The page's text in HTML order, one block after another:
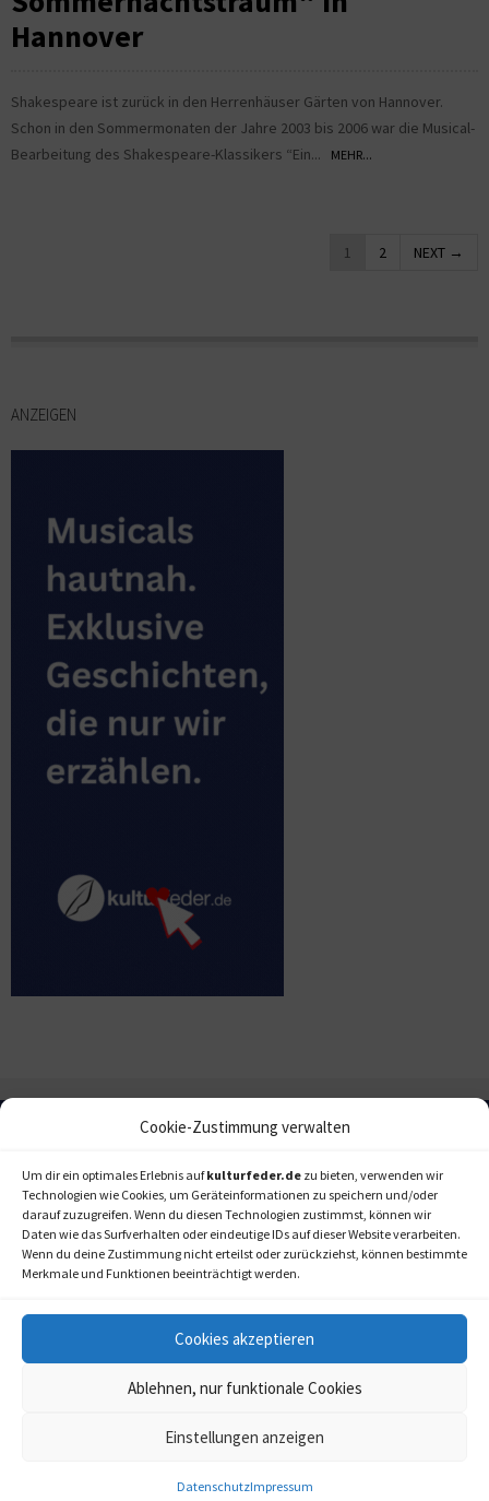
Cookie-Zustimmung verwalten
Um dir ein optimales Erlebnis aufkulturfeder.de zu bieten, verwenden wir
Technologien wie Cookies, um Geräteinformationen zu speichern und/oder
darauf zuzugreifen. Wenn du diesen Technologien zustimmst, können wir
Daten wie das Surfverhalten oder eindeutige IDs auf dieser Website verarbeiten.
Wenn du deine Zustimmung nicht erteilst oder zurückziehst, können bestimmte
Merkmale und Funktionen beeinträchtigt werden.
Cookies akzeptieren
Ablehnen, nur funktionale Cookies
Einstellungen anzeigen
DatenschutzImpressum
Hannover
Shakespeare ist zurück in den Herrenhäuser Gärten von Hannover.
Schon in den Sommermonaten der Jahre 2003 bis 2006 war die Musical-
Bearbeitung des Shakespeare-Klassikers “Ein...
MEHR...
1 2 NEXT →
ANZEIGEN
© 2006-2020 LAPPmedien+events
kulturfeder.de –
Musical, Oper und mehr